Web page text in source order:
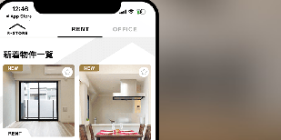
と共同して業務を遂行する場合に 個人情報の
場合 があります。
供について
報保護法等の法令に定めのある場合を除き、
めご本人の同意を得ることなく、第三者に提供